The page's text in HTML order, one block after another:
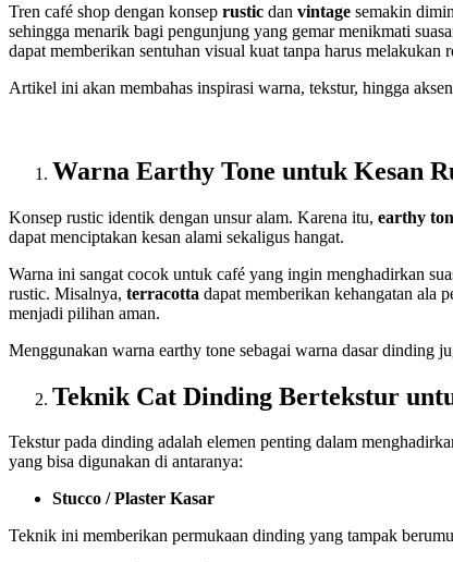
Tren café shop dengan konsep rustic dan vintage semakin
sehingga menarik bagi pengunjung yang gemar menikmati
dapat memberikan sentuhan visual kuat tanpa harus
Artikel ini akan membahas inspirasi warna, tekstur, hingga
Warna Earthy Tone untuk Kesan
Konsep rustic identik dengan unsur alam. Karena itu, earthy
dapat menciptakan kesan alami sekaligus hangat.
Warna ini sangat cocok untuk café yang ingin menghadirkan
rustic. Misalnya, terracotta dapat memberikan kehangatan ala
menjadi pilihan aman.
Menggunakan warna earthy tone sebagai warna dasar dinding
Teknik Cat Dinding Bertekstur
Tekstur pada dinding adalah elemen penting dalam
yang bisa digunakan di antaranya:
Stucco / Plaster Kasar
Teknik ini memberikan permukaan dinding yang tampak